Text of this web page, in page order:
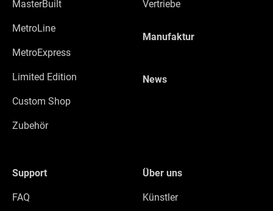
MasterBuilt
MetroLine
MetroExpress
Limited Edition
Custom Shop
Zubehör
Vertriebe
Manufaktur
News
Support
FAQ
Über uns
Künstler